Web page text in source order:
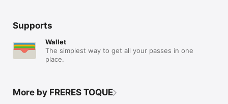
Supports
Wallet
The simplest way to get all your passes in one
place.
More by FRERES TOQUE